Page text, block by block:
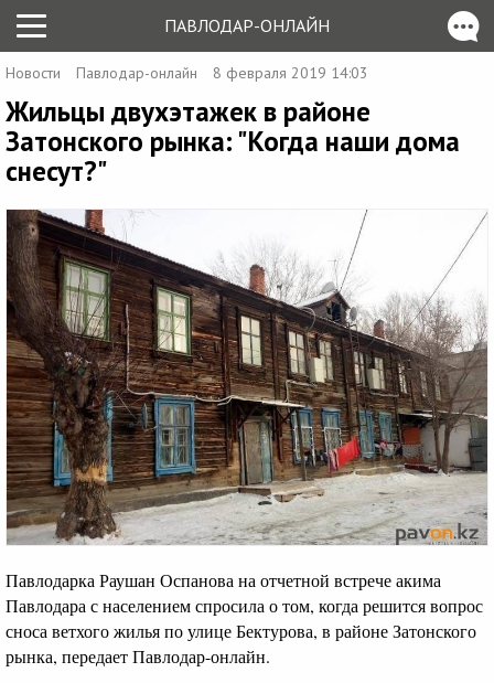
ПАВЛОДАР-ОНЛАЙН
Новости Павлодар-онлайн 8 февраля 2019 14:03
Жильцы двухэтажек в районе
Затонского рынка: "Когда наши дома
снесут?"
Павлодарка Раушан Оспанова на отчетной встрече акима
Павлодара с населением спросила о том, когда решится вопрос
сноса ветхого жилья по улице Бектурова, в районе Затонского
рынка, передает Павлодар-онлайн.